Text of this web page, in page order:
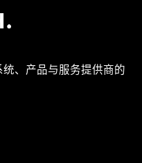
、产品与服务提供商的